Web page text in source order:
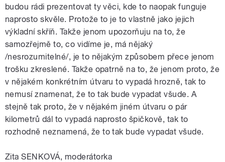
budou rádi prezentovat ty věci, kde to naopak funguje
naprosto skvěle. Protože to je to vlastně jako jejich
výkladní skříň. Takže jenom upozorňuju na to, že
samozřejmě to, co vidíme je, má nějaký
/nesrozumitelné/, je to nějakým způsobem přece jenom
trošku zkreslené. Takže opatrně na to, že jenom proto, že
v nějakém konkrétním útvaru to vypadá hrozně, tak to
nemusí znamenat, že to tak bude vypadat všude. A
stejně tak proto, že v nějakém jiném útvaru o pár
kilometrů dál to vypadá naprosto špičkově, tak to
rozhodně neznamená, že to tak bude vypadat všude.
Zita SENKOVÁ, moderátorka